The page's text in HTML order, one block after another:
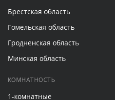
Брестская область
Гомельская область
Гродненская область
Минская область
КОМНАТНОСТЬ
1-комнатные